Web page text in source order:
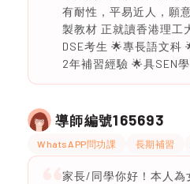
有耐性，平易近人，願
製教材 正就讀香港理工
DSE考生 🌟專長語文科
2年補習經驗 🌟具SEN
導師編號165693
WhatsAPP問功課 長期補習
家長/同學你好！本人為